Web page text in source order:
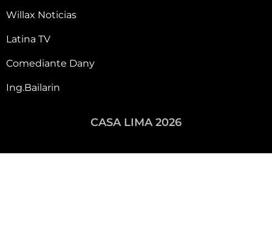
Willax Noticias
Latina TV
Comediante Dany
Ing.Bailarin
CASA LIMA 2026